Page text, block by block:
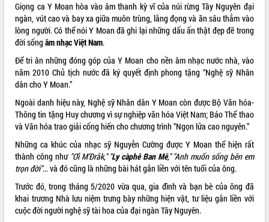
VIDEO
Không có file video nào để phát.
Giọng ca Y Moan hòa vào âm thanh kỳ vĩ của núi rừng Tây Nguyên đại
ngàn, vút cao và bay xa giữa muôn trùng, lắng đọng và ăn sâu thẳm vào
lòng người. Có thể nói Y Moan đã ghi lại những dấu ấn thật đẹp đẽ trong
đời sốngâm nhạc Việt Nam.
Để tri ân những đóng góp của Y Moan cho nền âm nhạc nước nhà, vào
năm 2010 Chủ tịch nước đã ký quyết định phong tặng “Nghệ sỹ Nhân
dân cho Y Moan.”
Ngoài danh hiệu này, Nghệ sỹ Nhân dân Y Moan còn được Bộ Văn hóa-
Thông tin tặng Huy chương vì sự nghiệp văn hóa Việt Nam; Báo Thể thao
và Văn hóa trao giải cống hiến cho chương trình “Ngọn lửa cao nguyên.”
Những ca khúc của nhạc sỹ Nguyễn Cường được Y Moan thể hiện rất
thành công như "Ơi M’Ðrắk," "Ly càphê Ban Mê," "Anh muốn sống bên em
trọn đời"... và đó cũng là những bài hát gắn liền với tên tuổi của ông.
Trước đó, trong tháng 5/2020 vừa qua, gia đình và bạn bè của ông đã
khai trương Nhà lưu niệm trưng bày những hiện vật, tư liệu gắn liền với
cuộc đời người nghệ sỹ tài hoa của đại ngàn Tây Nguyên.